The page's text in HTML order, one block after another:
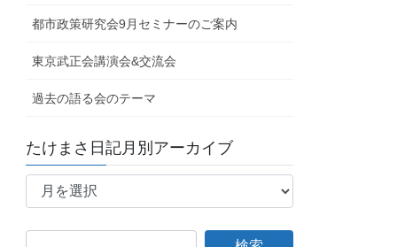
都市政策研究会9月セミナーのご案内
東京武正会講演会&交流会
過去の語る会のテーマ
たけまさ日記月別アーカイブ
た